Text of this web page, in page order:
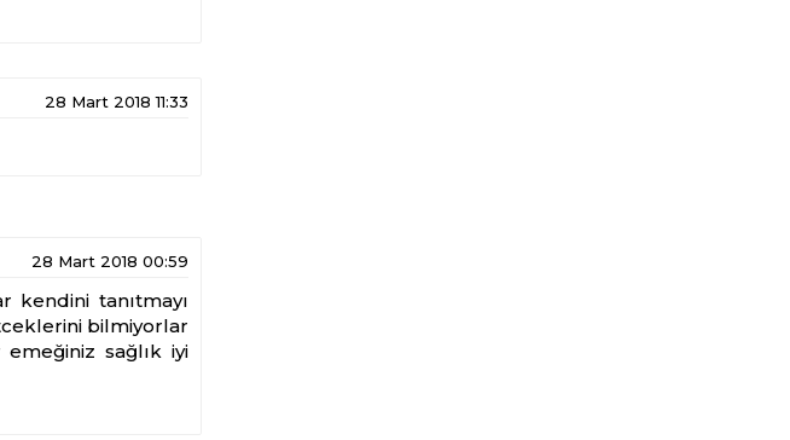
28 Mart 2018 11:33
28 Mart 2018 00:59
tanıtmayı
bilmiyorlar
sağlık iyi